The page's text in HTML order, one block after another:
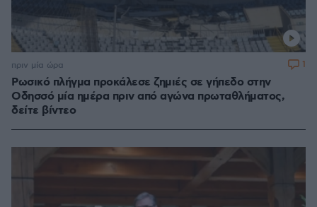
Ρωσικό πλήγμα προκάλεσε ζημιές σε γήπεδο στην
Οδησσό μία ημέρα πριν από αγώνα πρωταθλήματος,
δείτε βίντεο
πριν μία ώρα 1